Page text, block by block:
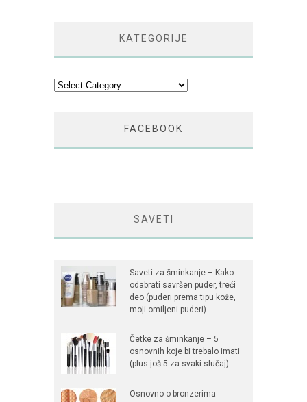
KATEGORIJE
Kategorije
FACEBOOK
SAVETI
Saveti za šminkanje – Kako
odabrati savršen puder, treći
deo (puderi prema tipu kože,
moji omiljeni puderi)
Četke za šminkanje – 5
osnovnih koje bi trebalo imati
(plus još 5 za svaki slučaj)
Osnovno o bronzerima